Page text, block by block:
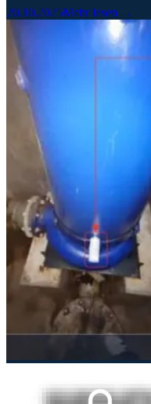
20.10.2025Mehr lesen →